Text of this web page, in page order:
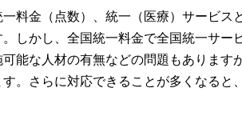
料金（点数）、統一（医療）サービス
しかし、全国統一料金で全国統一サー
能な人材の有無などの問題もあります
。さらに対応できることが多くなると